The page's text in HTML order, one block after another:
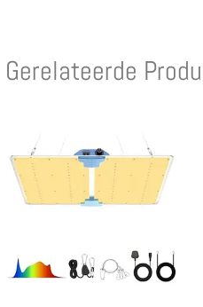
Gerelateerde